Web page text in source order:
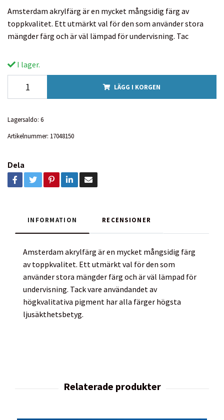
Amsterdam akrylfärg är en mycket mångsidig färg av
toppkvalitet. Ett utmärkt val för den som använder stora
mängder färg och är väl lämpad för undervisning. Tac
I lager.
LÄGG I KORGEN
Lagersaldo: 6
Artikelnummer: 17048150
Dela
INFORMATION RECENSIONER
Amsterdam akrylfärg är en mycket mångsidig färg
av toppkvalitet. Ett utmärkt val för den som
använder stora mängder färg och är väl lämpad för
undervisning. Tack vare användandet av
högkvalitativa pigment har alla färger högsta
ljusäkthetsbetyg.